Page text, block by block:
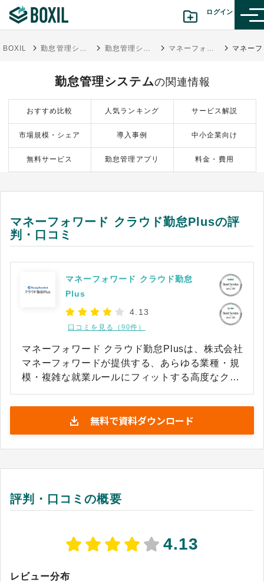
ログイン
診断から探す(β版)
記事から探す
BOXILの使い方ガイド 情報掲載をご希望の方へ
BOXIL 勤怠管理システムおすすめ17選 - 一覧比較表で費用・機能 | 選び方【シェアランキング】 勤怠管理システム マネーフォワード クラウド勤怠Plus
勤怠管理システムの関連情報
おすすめ比較 人気ランキング サービス解説
市場規模・シェア 導入事例 中小企業向け
無料サービス 勤怠管理アプリ 料金・費用
マネーフォワード クラウド勤怠Plusの評
判・口コミ
マネーフォワード クラウド勤怠
Plus
4.13
口コミを見る（90件）
マネーフォワード クラウド勤怠Plusは、株式会社
マネーフォワードが提供する、あらゆる業種・規
模・複雑な就業ルールにフィットする高度なクラ
む幅広い企業に選ばれており、バックオフィス業
務の劇的な効率化と強固なコンプライアンス体制
の両立を支援します 。出退勤の打刻や休暇申請、
シフト管理といった基本機能に加え、工数管理や
やスマホ、ICカードに加え、顔認証、
Slack/Chatworkといったチャットツール連携な
的なUI/UXを追求しており、導入負荷の軽減と操
強力なAPI連携により「マネーフォワード クラウ
無料で資料ダウンロード
評判・口コミの概要
4.13
レビュー分布